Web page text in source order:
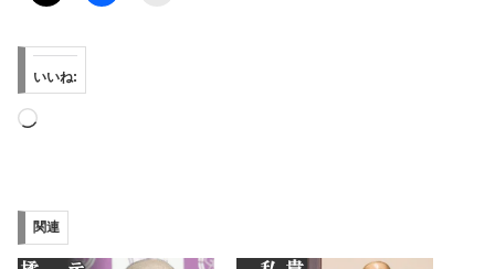
いいね:
読
み
中…
関連